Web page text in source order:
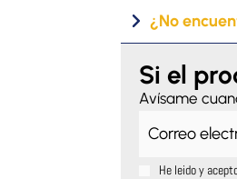
¿No
Si el
Avísame
He leido y